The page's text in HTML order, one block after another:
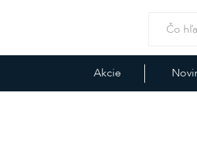
Akcie